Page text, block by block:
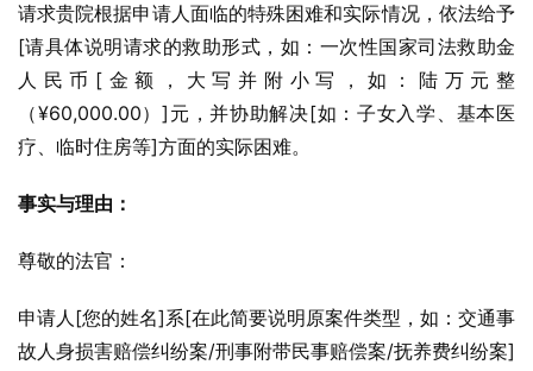
请求贵院根据申请人面临的特殊困难和实际情况，依法给予
[请具体说明请求的救助形式，如：一次性国家司法救助金
人民币[金额，大写并附小写，如：陆万元整
（¥60,000.00）]元，并协助解决[如：子女入学、基本医
疗、临时住房等]方面的实际困难。
事实与理由：
尊敬的法官：
申请人[您的姓名]系[在此简要说明原案件类型，如：交通事
故人身损害赔偿纠纷案/刑事附带民事赔偿案/抚养费纠纷案]